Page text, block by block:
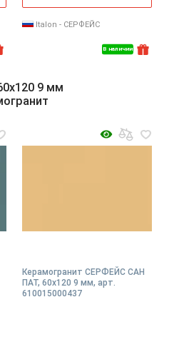
В наличии
Italon - СЕРФЕЙС
9 мм
Керамогранит СЕРФЕЙС САН
ПАТ, 60x120 9 мм, арт.
610015000437